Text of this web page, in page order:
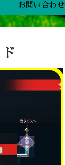
お問い合わせ